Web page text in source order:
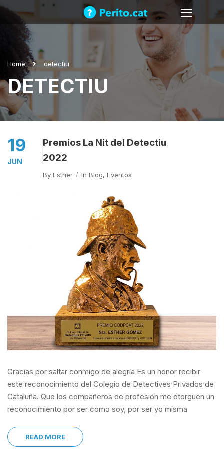
Home detectiu
DETECTIU
19
JUN
Premios La Nit del Detectiu
2022
By Esther In Blog, Eventos
Gracias por saltar conmigo de alegría Es un honor recibir
este reconocimiento del Colegio de Detectives Privados de
Cataluña. Que los compañeros de profesión me otorguen un
reconocimiento por ser como soy, por ser yo misma
READ MORE